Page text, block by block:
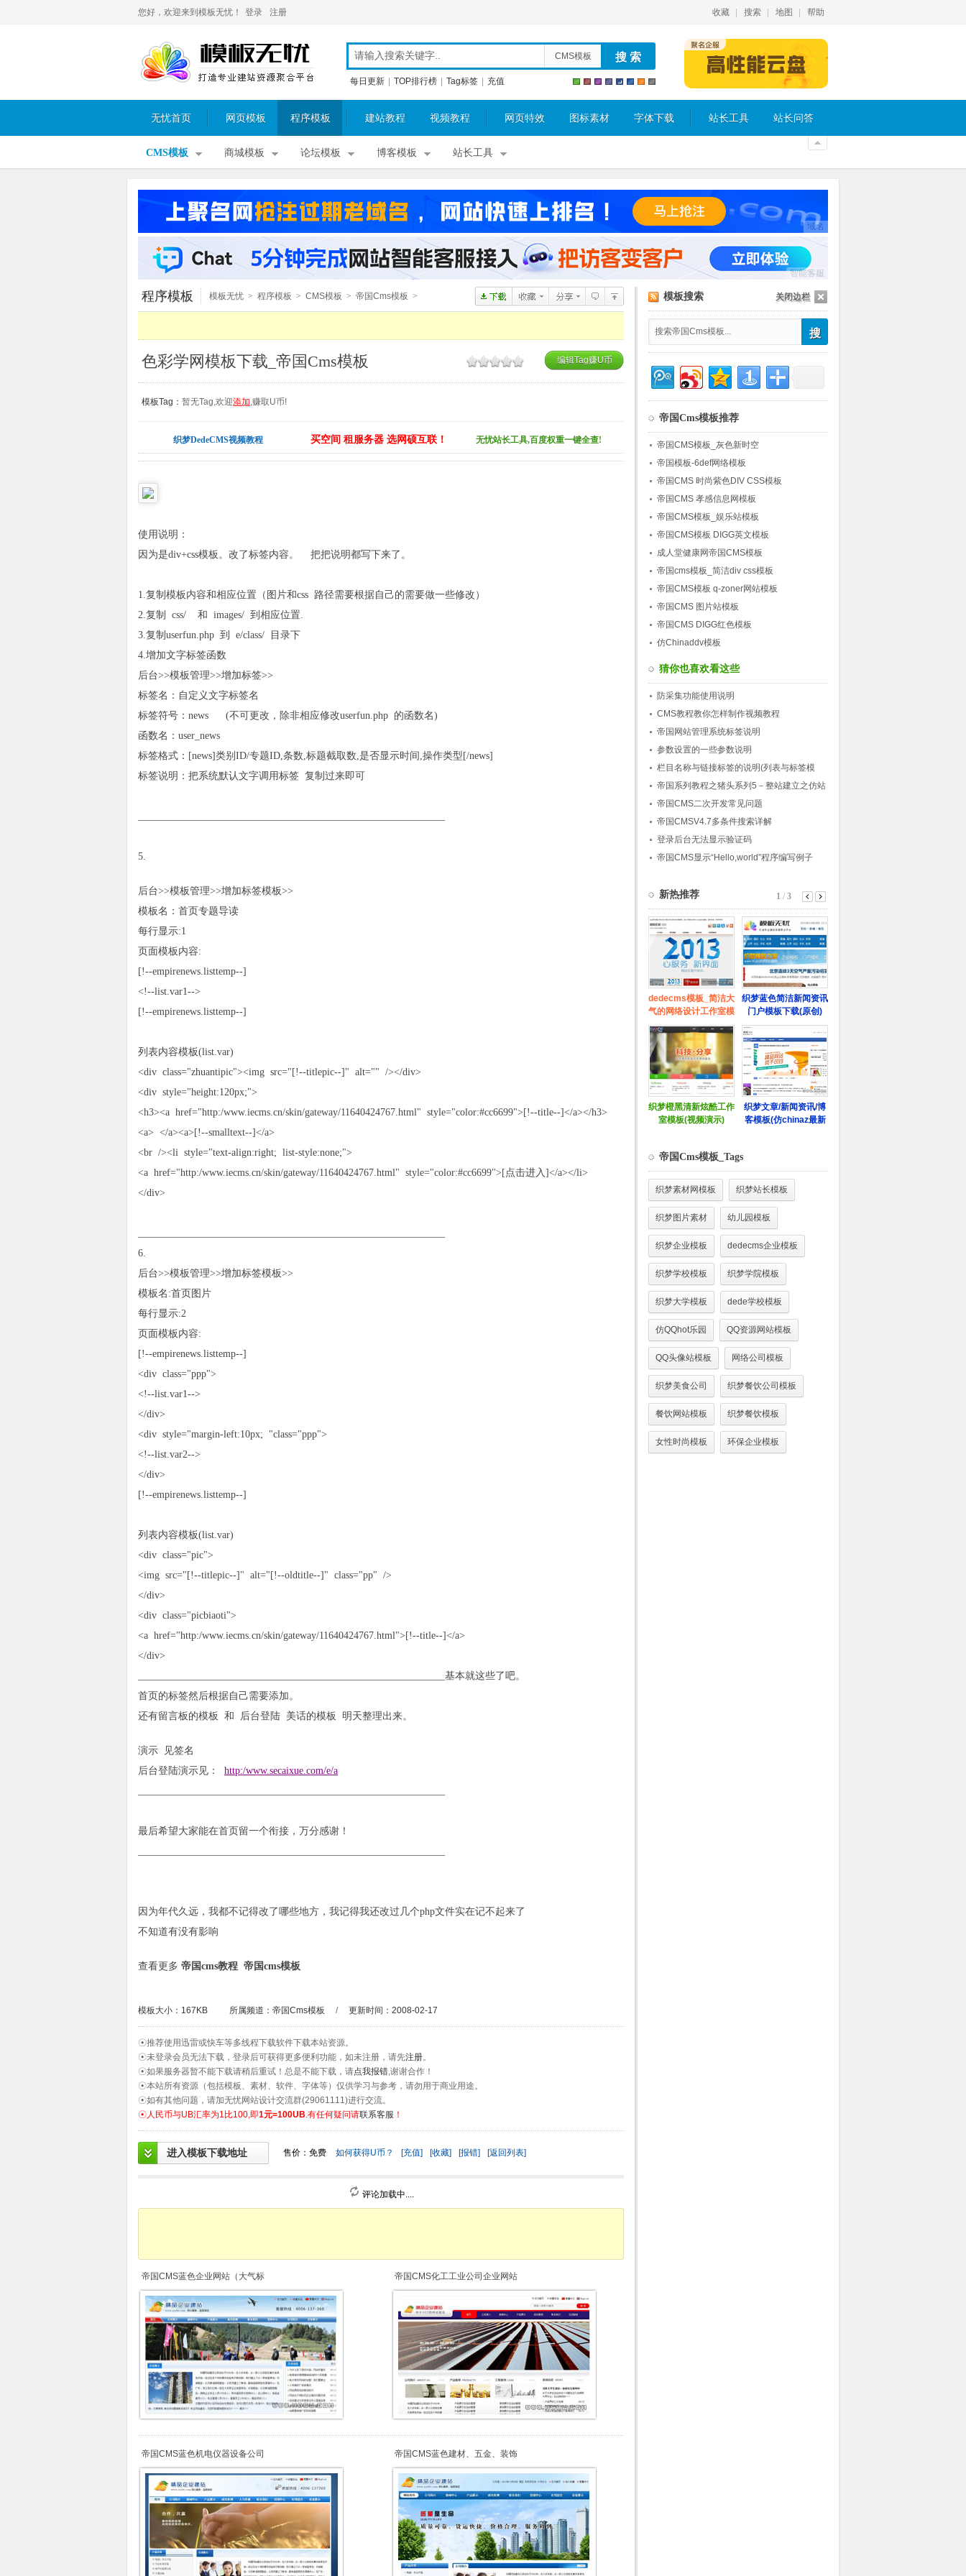
您好，欢迎来到模板无忧！ 登录 注册 收藏 搜索 地图 帮助
CMS模板
每日更新 TOP排行榜 Tag标签 充值
无忧首页 网页模板 程序模板 建站教程 视频教程 网页特效 图标素材 字体下载 站长工具 站长问答
CMS模板 商城模板 论坛模板 博客模板 站长工具
域名
智能客服
关闭边栏
程序模板 模板无忧 > 程序模板 > CMS模板 > 帝国Cms模板 >
色彩学网模板下载_帝国Cms模板 编辑Tag赚U币
模板Tag： 暂无Tag,欢迎添加,赚取U币!
织梦DedeCMS视频教程 买空间 租服务器 选网硕互联！ 无忧站长工具,百度权重一键全查!
使用说明：
因为是div+css模板。改了标签内容。 把把说明都写下来了。
1.复制模板内容和相应位置（图片和css 路径需要根据自己的需要做一些修改）
2.复制 css/ 和 images/ 到相应位置.
3.复制userfun.php 到 e/class/ 目录下
4.增加文字标签函数
后台>>模板管理>>增加标签>>
标签名：自定义文字标签名
标签符号：news (不可更改，除非相应修改userfun.php 的函数名)
函数名：user_news
标签格式：[news]类别ID/专题ID,条数,标题截取数,是否显示时间,操作类型[/news]
标签说明：把系统默认文字调用标签 复制过来即可
5.
后台>>模板管理>>增加标签模板>>
模板名：首页专题导读
每行显示:1
页面模板内容:
[!--empirenews.listtemp--]
<!--list.var1-->
[!--empirenews.listtemp--]
列表内容模板(list.var)
<div class="zhuantipic"><img src="[!--titlepic--]" alt="" /></div>
<div style="height:120px;">
<h3><a href="http:/www.iecms.cn/skin/gateway/11640424767.html" style="color:#cc6699">[!--title--]</a></h3>
<a> </a><a>[!--smalltext--]</a>
<br /><li style="text-align:right; list-style:none;">
<a href="http:/www.iecms.cn/skin/gateway/11640424767.html" style="color:#cc6699">[点击进入]</a></li>
</div>
6.
后台>>模板管理>>增加标签模板>>
模板名:首页图片
每行显示:2
页面模板内容:
[!--empirenews.listtemp--]
<div class="ppp">
<!--list.var1-->
</div>
<div style="margin-left:10px; "class="ppp">
<!--list.var2-->
</div>
[!--empirenews.listtemp--]
列表内容模板(list.var)
<div class="pic">
<img src="[!--titlepic--]" alt="[!--oldtitle--]" class="pp" />
</div>
<div class="picbiaoti">
<a href="http:/www.iecms.cn/skin/gateway/11640424767.html">[!--title--]</a>
</div>
_____________________________________________________________基本就这些了吧。
首页的标签然后根据自己需要添加。
还有留言板的模板 和 后台登陆 美话的模板 明天整理出来。
演示 见签名
后台登陆演示见： http:/www.secaixue.com/e/a
最后希望大家能在首页留一个衔接，万分感谢！
因为年代久远，我都不记得改了哪些地方，我记得我还改过几个php文件实在记不起来了
不知道有没有影响
查看更多 帝国cms教程 帝国cms模板
模板大小：167KB 所属频道： 帝国Cms模板 / 更新时间：2008-02-17
☉推荐使用迅雷或快车等多线程下载软件下载本站资源。
☉未登录会员无法下载，登录后可获得更多便利功能，如未注册，请先注册。
☉如果服务器暂不能下载请稍后重试！总是不能下载，请点我报错,谢谢合作！
☉本站所有资源（包括模板、素材、软件、字体等）仅供学习与参考，请勿用于商业用途。
☉如有其他问题，请加无忧网站设计交流群(29061111)进行交流。
☉人民币与UB汇率为1比100,即1元=100UB.有任何疑问请联系客服 ！
进入模板下载地址 售价：免费 如何获得U币？ [充值] [收藏] [报错] [返回列表]
评论加载中....
帝国CMS蓝色企业网站（大气标 帝国CMS化工工业公司企业网站
帝国CMS蓝色机电仪器设备公司 帝国CMS蓝色建材、五金、装饰
模板搜索
帝国Cms模板推荐
帝国CMS模板_灰色新时空
帝国模板-6def网络模板
帝国CMS 时尚紫色DIV CSS模板
帝国CMS 孝感信息网模板
帝国CMS模板_娱乐站模板
帝国CMS模板 DIGG英文模板
成人堂健康网帝国CMS模板
帝国cms模板_简洁div css模板
帝国CMS模板 q-zoner网站模板
帝国CMS 图片站模板
帝国CMS DIGG红色模板
仿Chinaddv模板
猜你也喜欢看这些
防采集功能使用说明
CMS教程教你怎样制作视频教程
帝国网站管理系统标签说明
参数设置的一些参数说明
栏目名称与链接标签的说明(列表与标签模
板)
帝国系列教程之猪头系列5－整站建立之仿站
模型建立
帝国CMS二次开发常见问题
帝国CMSV4.7多条件搜索详解
登录后台无法显示验证码
帝国CMS显示“Hello,world”程序编写例子
帝国Cms模板_Tags
织梦素材网模板 织梦站长模板
织梦图片素材 幼儿园模板
织梦企业模板 dedecms企业模板
织梦学校模板 织梦学院模板
织梦大学模板 dede学校模板
仿QQhot乐园 QQ资源网站模板
QQ头像站模板 网络公司模板
织梦美食公司 织梦餐饮公司模板
餐饮网站模板 织梦餐饮模板
女性时尚模板 环保企业模板